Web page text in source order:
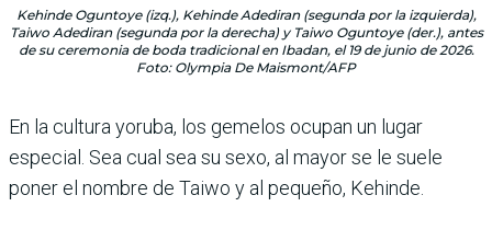
Kehinde Oguntoye (izq.), Kehinde Adediran (segunda por la izquierda),
Taiwo Adediran (segunda por la derecha) y Taiwo Oguntoye (der.), antes
de su ceremonia de boda tradicional en Ibadan, el 19 de junio de 2026.
Foto: Olympia De Maismont/AFP
En la cultura yoruba, los gemelos ocupan un lugar
especial. Sea cual sea su sexo, al mayor se le suele
poner el nombre de Taiwo y al pequeño, Kehinde.